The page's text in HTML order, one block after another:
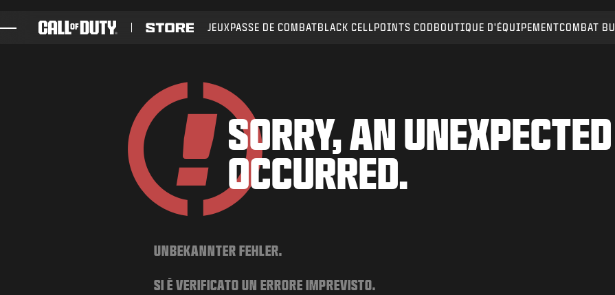
JEUX PASSE DE COMBAT BLACK CELL POINTS COD BOUTIQUE D'ÉQUIPEMENTCOMBAT
SORRY, AN
OCCURRED.
UNBEKANNTER FEHLER.
SI È VERIFICATO UN ERRORE IMPREVISTO.